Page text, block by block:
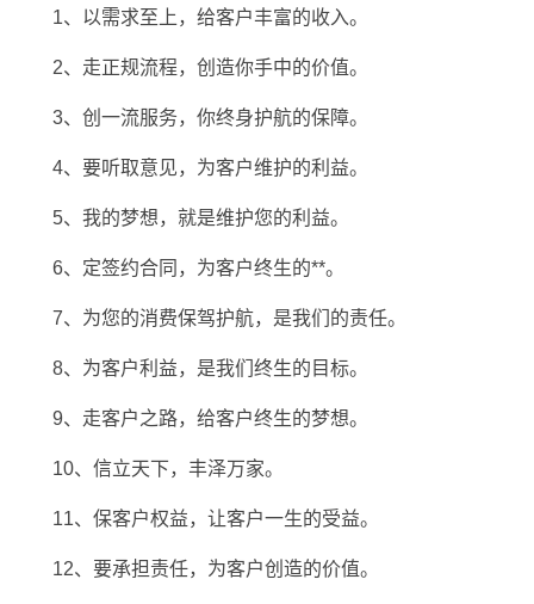
1、以需求至上，给客户丰富的收入。
2、走正规流程，创造你手中的价值。
3、创一流服务，你终身护航的保障。
4、要听取意见，为客户维护的利益。
5、我的梦想，就是维护您的利益。
6、定签约合同，为客户终生的**。
7、为您的消费保驾护航，是我们的责任。
8、为客户利益，是我们终生的目标。
9、走客户之路，给客户终生的梦想。
10、信立天下，丰泽万家。
11、保客户权益，让客户一生的受益。
12、要承担责任，为客户创造的价值。